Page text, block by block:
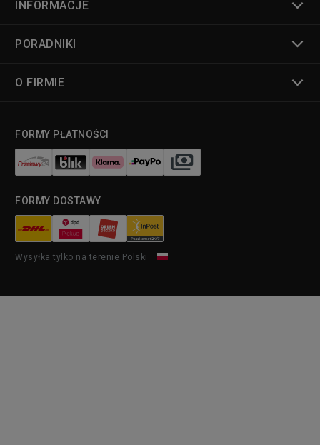
INFORMACJE
PORADNIKI
O FIRMIE
FORMY PŁATNOŚCI
FORMY DOSTAWY
Wysyłka tylko na terenie Polski